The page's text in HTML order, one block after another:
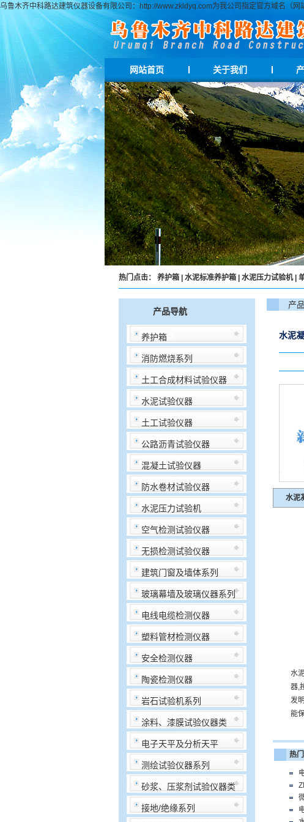
乌鲁木齐中科路达建筑仪器设备有限公司：http://www.zkldyq.com为我公司指定官方域名（网
网站首页 关于我们
热门点击： 养护箱| 水泥标准养护箱| 水泥压力试验机|
产品导航
养护箱
消防燃烧系列
土工合成材料试验仪器
水泥试验仪器
土工试验仪器
公路沥青试验仪器
混凝土试验仪器
防水卷材试验仪器
水泥压力试验机
空气检测试验仪器
无损检测试验仪器
建筑门窗及墙体系列
玻璃幕墙及玻璃仪器系列
电线电缆检测仪器
塑料管材检测仪器
安全检测仪器
陶瓷检测仪器
岩石试验机系列
涂料、漆膜试验仪器类
电子天平及分析天平
测绘试验仪器系列
砂浆、压浆剂试验仪器类
接地/绝缘系列
产
水泥
水泥
水
器,
发
能
热